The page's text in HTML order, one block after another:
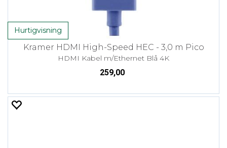
Hurtigvisning
Kramer HDMI High-Speed HEC - 3,0 m Pico
HDMI Kabel m/Ethernet Blå 4K
259,00